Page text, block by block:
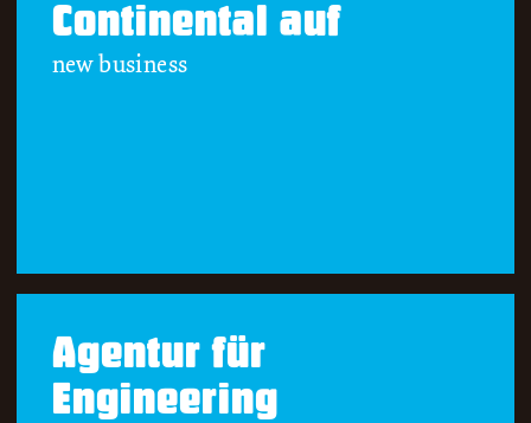
Continental auf
new business
Agentur für
Engineering